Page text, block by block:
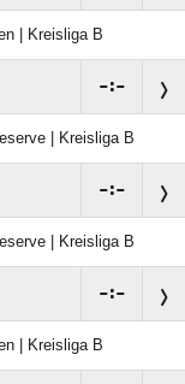
| Kreisliga B
:
| Kreisliga B
:
| Kreisliga B
:
| Kreisliga B